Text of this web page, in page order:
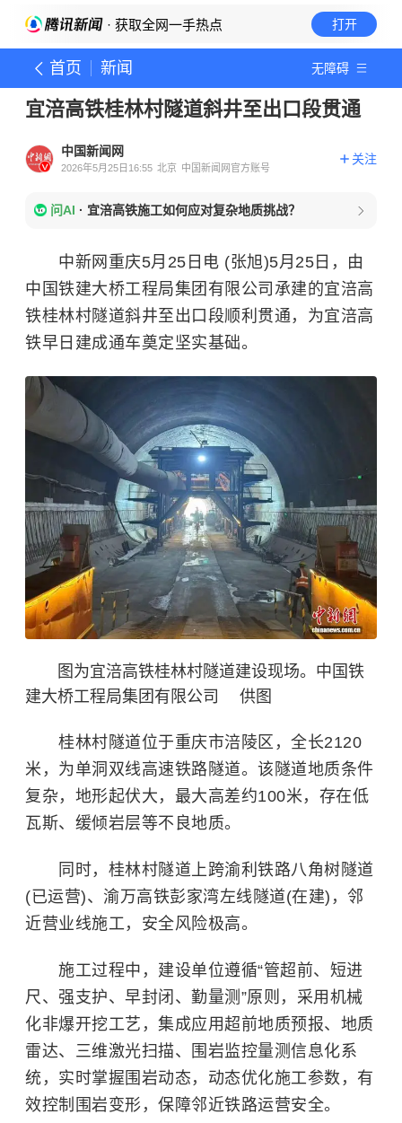
· 获取全网一手热点 打开
首页 新闻 无障碍
宜涪高铁桂林村隧道斜井至出口段贯通
中国新闻网
2026年5月25日16:55 北京 中国新闻网官方账号
关注
问AI · 宜涪高铁施工如何应对复杂地质挑战？
中新网重庆5月25日电 (张旭)5月25日，由
中国铁建大桥工程局集团有限公司承建的宜涪高
铁桂林村隧道斜井至出口段顺利贯通，为宜涪高
铁早日建成通车奠定坚实基础。
图为宜涪高铁桂林村隧道建设现场。中国铁
建大桥工程局集团有限公司 供图
桂林村隧道位于重庆市涪陵区，全长2120
米，为单洞双线高速铁路隧道。该隧道地质条件
复杂，地形起伏大，最大高差约100米，存在低
瓦斯、缓倾岩层等不良地质。
同时，桂林村隧道上跨渝利铁路八角树隧道
(已运营)、渝万高铁彭家湾左线隧道(在建)，邻
近营业线施工，安全风险极高。
施工过程中，建设单位遵循“管超前、短进
尺、强支护、早封闭、勤量测”原则，采用机械
化非爆开挖工艺，集成应用超前地质预报、地质
雷达、三维激光扫描、围岩监控量测信息化系
统，实时掌握围岩动态，动态优化施工参数，有
效控制围岩变形，保障邻近铁路运营安全。